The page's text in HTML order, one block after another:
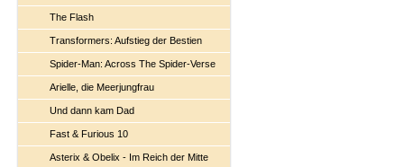
The Flash
Transformers: Aufstieg der Bestien
Spider-Man: Across The Spider-Verse
Arielle, die Meerjungfrau
Und dann kam Dad
Fast & Furious 10
Asterix & Obelix - Im Reich der Mitte